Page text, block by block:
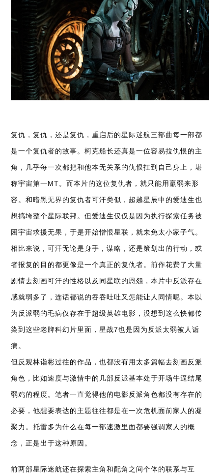
复仇，复仇，还是复仇，重启后的星际迷航三部曲每一部都
是一个复仇者的故事。柯克船长还真是一位容易拉仇恨的主
角，几乎每一次都把和他本无关系的仇恨扛到自己身上，堪
称宇宙第一MT。而本片的这位复仇者，就只能用羸弱来形
容。和暗黑无界的复仇者可汗类似，超越星辰中的爱迪生也
想搞垮整个星际联邦。但爱迪生仅仅是因为执行探索任务被
困宇宙求援无果，于是开始憎恨星联，就未免太小家子气。
相比来说，可汗无论是身手，谋略，还是策划出的行动，或
者报复的目的都更像是一个真正的复仇者。前作花费了大量
剧情去刻画可汗的性格以及同星联的恩怨，本片中反派存在
感就弱多了，连话都说的吞吞吐吐又怎能让人同情呢。本以
为反派弱的毛病仅存在于超级英雄电影，没想到这么快都传
染到这些老牌科幻片里面，星战7也是因为反派太弱被人诟
病。
但反观林诣彬过往的作品，也都没有用太多篇幅去刻画反派
角色，比如速度与激情中的几部反派基本处于开场牛逼结尾
弱鸡的程度。笔者一直觉得他的电影反派角色都没有存在的
必要，他想要表达的主题往往都是在一次危机面前家人的凝
聚力。托雷多为什么在每一部速激里面都要强调家人的概
念，正是出于这种原因。
前两部星际迷航还在探索主角和配角之间个体的联系与互